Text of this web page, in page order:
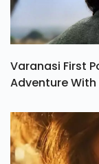
Varanasi First
Adventure